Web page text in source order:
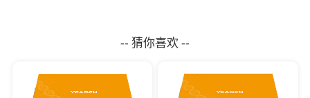
-- 猜你喜欢 --